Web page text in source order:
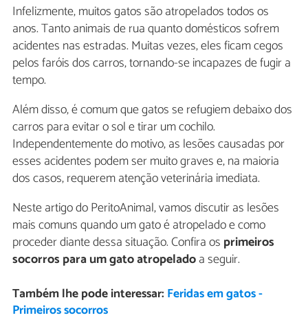
Infelizmente, muitos gatos são atropelados todos os
anos. Tanto animais de rua quanto domésticos sofrem
acidentes nas estradas. Muitas vezes, eles ficam cegos
pelos faróis dos carros, tornando-se incapazes de fugir a
tempo.
Além disso, é comum que gatos se refugiem debaixo dos
carros para evitar o sol e tirar um cochilo.
Independentemente do motivo, as lesões causadas por
esses acidentes podem ser muito graves e, na maioria
dos casos, requerem atenção veterinária imediata.
Neste artigo do PeritoAnimal, vamos discutir as lesões
mais comuns quando um gato é atropelado e como
proceder diante dessa situação. Confira os primeiros
socorros para um gato atropeladoa seguir.
Também lhe pode interessar: Feridas em gatos -
Primeiros socorros